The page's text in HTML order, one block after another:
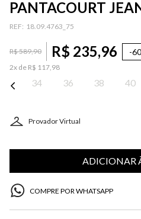
PANTACOURT
: 18.09.4763_75
R$589,90 R$ 235,96 -
2x de R$ 117,98
34 36 38 40
Provador Virtual
ADICIONAR
COMPRE POR WHATSAPP